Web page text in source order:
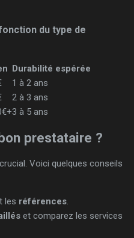
du type de
Durabilité espérée
1 à 2 ans
2 à 3 ans
3 à 5 ans
prestataire ?
Voici quelques conseils
les références.
et comparez les services